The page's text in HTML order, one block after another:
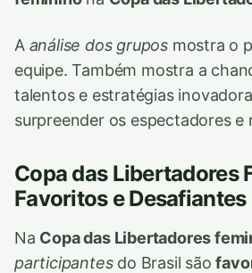
A análise dos grupos mostra o
equipe. Também mostra a
talentos e estratégias
surpreender os espectadores e
Copa das Libertadores
Favoritos e Desafiantes
Na Copa das Libertadores
participantesdo Brasil são